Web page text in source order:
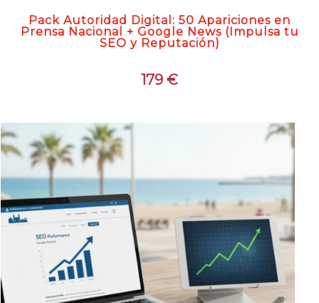
Pack Autoridad Digital: 50 Apariciones en
Prensa Nacional + Google News (Impulsa tu
SEO y Reputación)
179 €